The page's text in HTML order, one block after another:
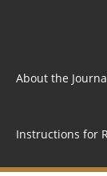
About the
Instructions for